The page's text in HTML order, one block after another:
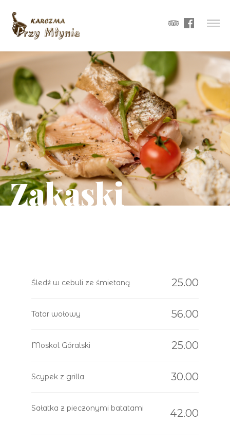
Zakąski
Śledź w cebuli ze śmietaną 25.00
Tatar wołowy 56.00
Moskol Góralski 25.00
Scypek z grilla 30.00
Sałatka z pieczonymi batatami 42.00